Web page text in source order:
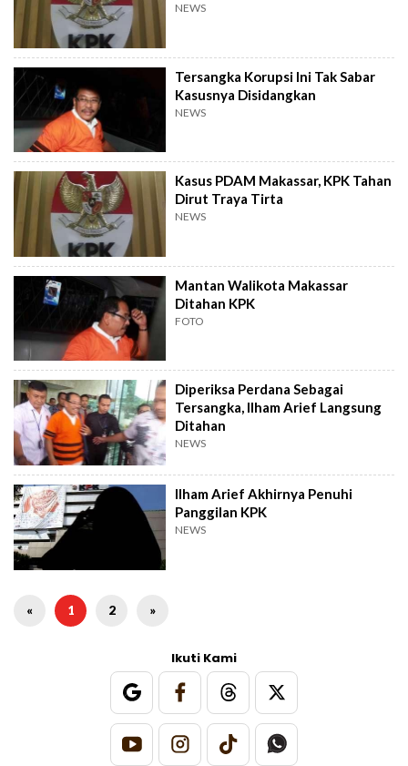
NEWS
Tersangka Korupsi Ini Tak Sabar
Kasusnya Disidangkan
NEWS
Kasus PDAM Makassar, KPK Tahan
Dirut Traya Tirta
NEWS
Mantan Walikota Makassar
Ditahan KPK
FOTO
Diperiksa Perdana Sebagai
Tersangka, Ilham Arief Langsung
Ditahan
NEWS
Ilham Arief Akhirnya Penuhi
Panggilan KPK
NEWS
« 1 2 »
Ikuti Kami